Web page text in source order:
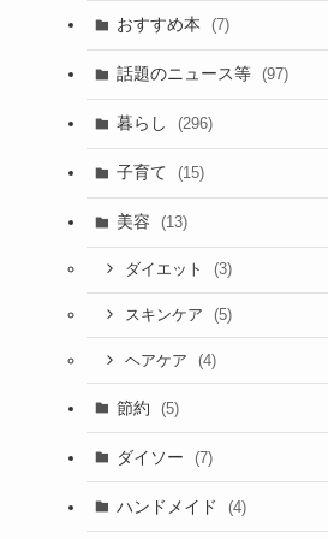
おすすめ本 (7)
話題のニュース等 (97)
暮らし (296)
子育て (15)
美容 (13)
ダイエット (3)
スキンケア (5)
ヘアケア (4)
節約 (5)
ダイソー (7)
ハンドメイド (4)